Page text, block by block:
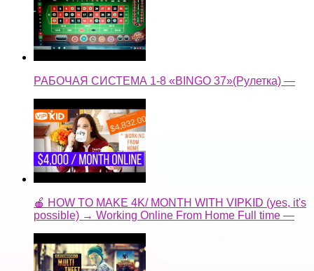
РАБОЧАЯ СИСТЕМА 1-8 «BINGO 37»(Рулетка) —
🍎 HOW TO MAKE 4K/ MONTH WITH VIPKID (yes, it's
possible) → Working Online From Home Full time —